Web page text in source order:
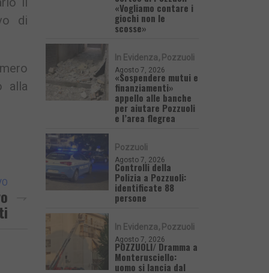
di
alla
«Vogliamo contare i
giochi non le
scosse»
In Evidenza Pozzuoli
Agosto 7, 2026
«Sospendere mutui e
finanziamenti»
appello alle banche
per aiutare Pozzuoli
e l’area flegrea
Pozzuoli
Agosto 7, 2026
Controlli della
Polizia a Pozzuoli:
identificate 88
persone
In Evidenza Pozzuoli
Agosto 7, 2026
POZZUOLI/ Dramma a
Monterusciello:
uomo si lancia dal